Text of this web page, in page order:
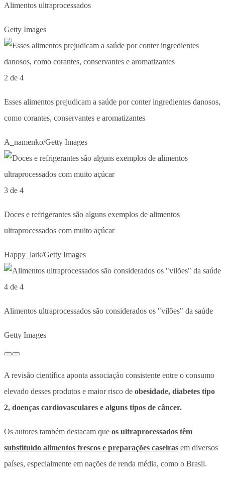
Alimentos ultraprocessados
Getty Images
2 de 4
Esses alimentos prejudicam a saúde por conter ingredientes danosos,
como corantes, conservantes e aromatizantes
A_namenko/Getty Images
3 de 4
Doces e refrigerantes são alguns exemplos de alimentos
ultraprocessados com muito açúcar
Happy_lark/Getty Images
4 de 4
Alimentos ultraprocessados são considerados os "vilões" da saúde
Getty Images
A revisão científica aponta associação consistente entre o consumo
elevado desses produtos e maior risco de obesidade, diabetes tipo
2, doenças cardiovasculares e alguns tipos de câncer.
Os autores também destacam que os ultraprocessados têm
substituído alimentos frescos e preparações caseiras em diversos
países, especialmente em nações de renda média, como o Brasil.